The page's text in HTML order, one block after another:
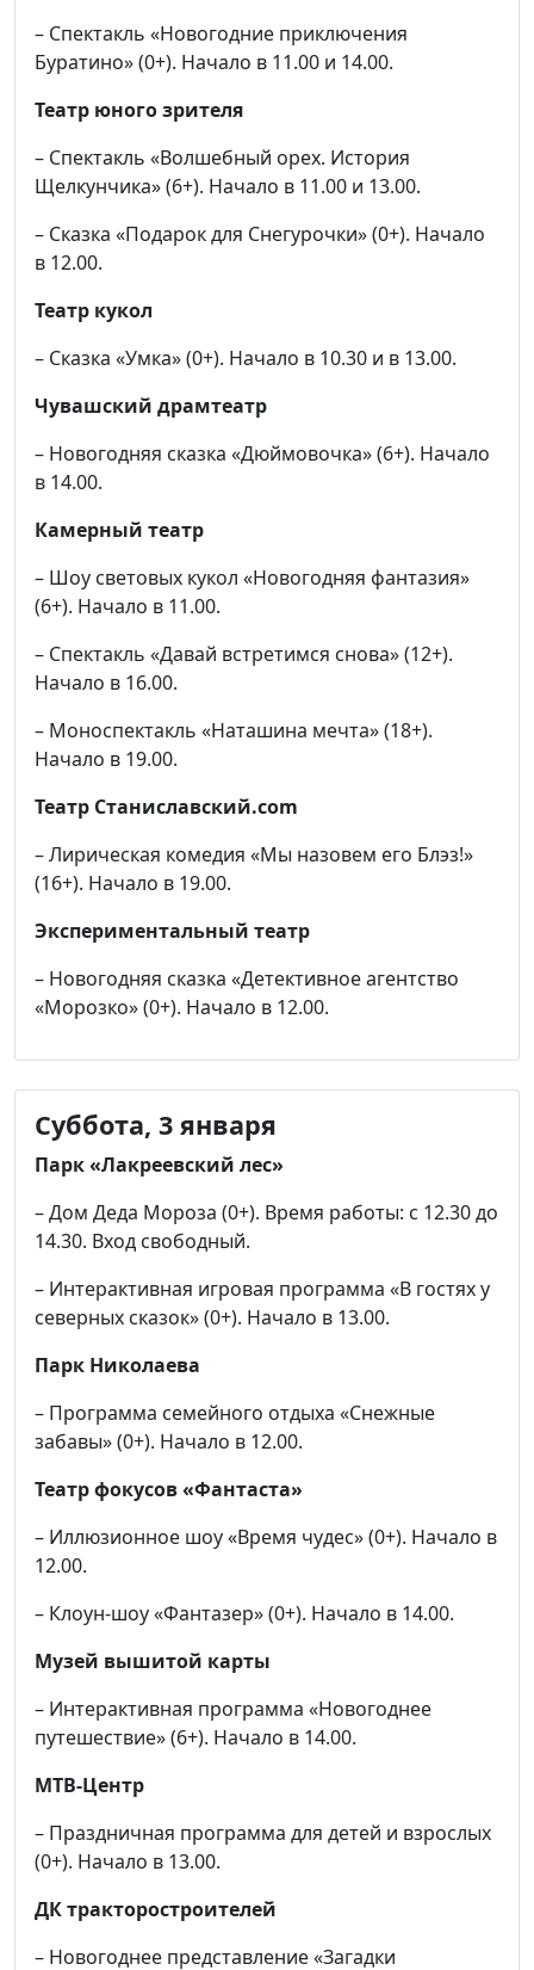
– Спектакль «Новогодние приключения
Буратино» (0+). Начало в 11.00 и 14.00.
Театр юного зрителя
– Спектакль «Волшебный орех. История
Щелкунчика» (6+). Начало в 11.00 и 13.00.
– Сказка «Подарок для Снегурочки» (0+). Начало
в 12.00.
Театр кукол
– Сказка «Умка» (0+). Начало в 10.30 и в 13.00.
Чувашский драмтеатр
– Новогодняя сказка «Дюймовочка» (6+). Начало
в 14.00.
Камерный театр
– Шоу световых кукол «Новогодняя фантазия»
(6+). Начало в 11.00.
– Спектакль «Давай встретимся снова» (12+).
Начало в 16.00.
– Моноспектакль «Наташина мечта» (18+).
Начало в 19.00.
Театр Станиславский.com
– Лирическая комедия «Мы назовем его Блэз!»
(16+). Начало в 19.00.
Экспериментальный театр
– Новогодняя сказка «Детективное агентство
«Морозко» (0+). Начало в 12.00.
Суббота, 3 января
Парк «Лакреевский лес»
– Дом Деда Мороза (0+). Время работы: с 12.30 до
14.30. Вход свободный.
– Интерактивная игровая программа «В гостях у
северных сказок» (0+). Начало в 13.00.
Парк Николаева
– Программа семейного отдыха «Снежные
забавы» (0+). Начало в 12.00.
Театр фокусов «Фантаста»
– Иллюзионное шоу «Время чудес» (0+). Начало в
12.00.
– Клоун-шоу «Фантазер» (0+). Начало в 14.00.
Музей вышитой карты
– Интерактивная программа «Новогоднее
путешествие» (6+). Начало в 14.00.
МТВ-Центр
– Праздничная программа для детей и взрослых
(0+). Начало в 13.00.
ДК тракторостроителей
– Новогоднее представление «Загадки